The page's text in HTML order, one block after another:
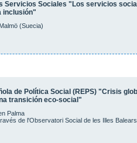
Servicios Sociales "Los servicios
inclusión"
(Suecia)
de Política Social (REPS) "Crisis
transición eco-social"
Palma
de l'Observatori Social de les Illes